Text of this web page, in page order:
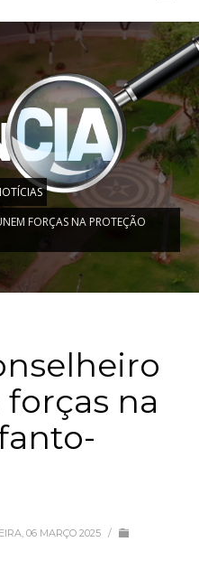
FORÇAS NA PROTEÇÃO
na
06 MARÇO 2025 /